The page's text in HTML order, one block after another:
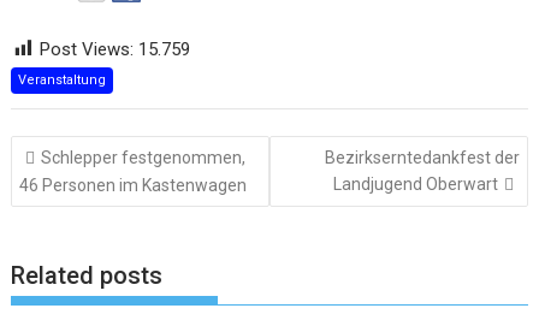
Post Views: 15.759
Veranstaltung
Beitragsnavigation
Schlepper festgenommen,
46 Personen im Kastenwagen
Bezirkserntedankfest der
Landjugend Oberwart
Related posts